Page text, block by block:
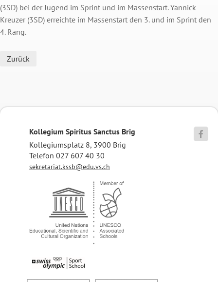
(3SD) bei der Jugend im Sprint und im Massenstart.Yannick
Kreuzer (3SD) erreichte im Massenstart den 3. und im Sprint den
4. Rang.
Zurück
Kollegium Spiritus Sanctus Brig
Kollegiumsplatz 8, 3900 Brig
Telefon 027 607 40 30
sekretariat.kssb@edu.vs.ch
